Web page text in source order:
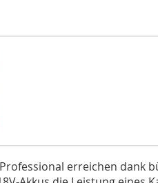
erreichen dank